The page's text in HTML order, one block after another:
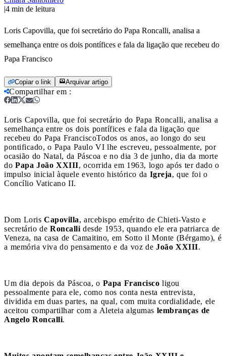
|4 min de leitura
Loris Capovilla, que foi secretário do Papa Roncalli, analisa a
semelhança entre os dois pontífices e fala da ligação que recebeu do
Papa Francisco
Copiar o link Arquivar artigo
Compartilhar em :
Loris Capovilla, que foi secretário do Papa Roncalli, analisa a
semelhança entre os dois pontífices e fala da ligação que
recebeu do Papa FranciscoTodos os anos, ao longo do seu
pontificado, o Papa Paulo VI lhe escreveu, pessoalmente, por
ocasião do Natal, da Páscoa e no dia 3 de junho, dia da morte
do Papa João XXIII, ocorrida em 1963, logo após ter dado o
impulso inicial àquele evento histórico da Igreja, que foi o
Concílio Vaticano II.
Dom Loris Capovilla, arcebispo emérito de Chieti-Vasto e
secretário de Roncalli desde 1953, quando ele era patriarca de
Veneza, na casa de Camaitino, em Sotto il Monte (Bérgamo), é
a memória viva do pensamento e da voz de João XXIII.
Um dia depois da Páscoa, o Papa Francisco ligou
pessoalmente para ele, como nos conta nesta entrevista,
dividida em duas partes, na qual, com muita cordialidade, ele
aceitou compartilhar com a Aleteia algumas lembranças de
Angelo Roncalli.